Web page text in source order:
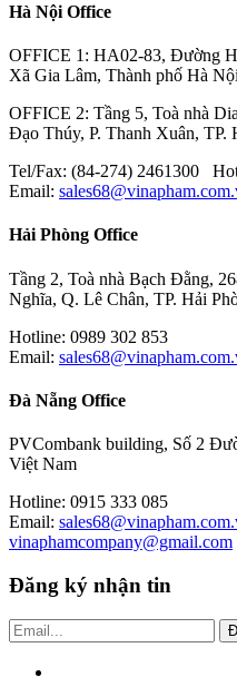
OPTEX-FA
MITOTUYO
Hà Nội Office
OFFICE 1: HA02-83, Đường
Xã Gia Lâm, Thành phố Hà
OFFICE 2: Tầng 5, Toà nhà
Đạo Thúy, P. Thanh Xuân, TP.
Tel/Fax: (84-274) 2461300
Email:
Hải Phòng Office
Tầng 2, Toà nhà Bạch Đằng,
Nghĩa, Q. Lê Chân, TP. Hải
Hotline: 0989 302 853
Email:
Đà Nẵng Office
PVCombank building, Số 2
Việt Nam
Hotline: 0915 333 085
Email:
vinaphamcompany@gmail.com
Đăng ký nhận tin